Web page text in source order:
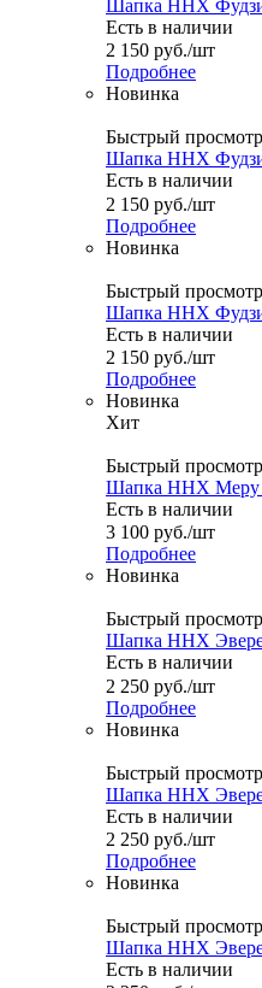
Шапка ННХ
Есть в наличии
2 150 руб./шт
Подробнее
Новинка
Быстрый просмотр
Шапка ННХ
Есть в наличии
2 150 руб./шт
Подробнее
Новинка
Быстрый просмотр
Шапка ННХ
Есть в наличии
2 150 руб./шт
Подробнее
Новинка
Хит
Быстрый просмотр
Шапка ННХ Меру
Есть в наличии
3 100 руб./шт
Подробнее
Новинка
Быстрый просмотр
Шапка ННХ
Есть в наличии
2 250 руб./шт
Подробнее
Новинка
Быстрый просмотр
Шапка ННХ
Есть в наличии
2 250 руб./шт
Подробнее
Новинка
Быстрый просмотр
Шапка ННХ
Есть в наличии